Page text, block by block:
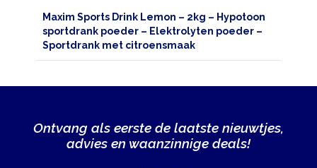
Maxim Sports Drink Lemon – 2kg – Hypotoon
sportdrank poeder – Elektrolyten poeder –
Sportdrank met citroensmaak
Ontvang als eerste de laatste nieuwtjes,
advies en waanzinnige deals!